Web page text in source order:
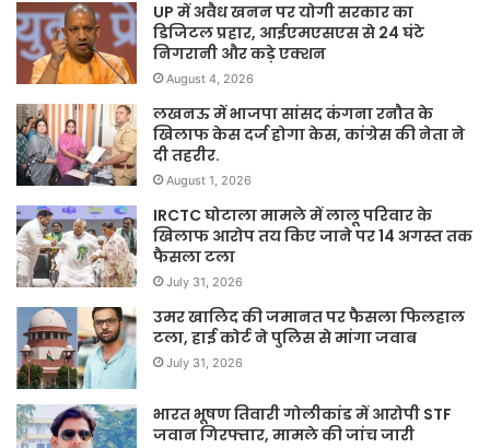
UP में अवैध खनन पर योगी सरकार का
डिजिटल प्रहार, आईएमएसएस से 24 घंटे
निगरानी और कड़े एक्शन
August 4, 2026
लखनऊ में भाजपा सांसद कंगना रनौत के
खिलाफ केस दर्ज होगा केस, कांग्रेस की नेता ने
दी तहरीर.
August 1, 2026
IRCTC घोटाला मामले में लालू परिवार के
खिलाफ आरोप तय किए जाने पर 14 अगस्त तक
फैसला टला
July 31, 2026
उमर खालिद की जमानत पर फैसला फिलहाल
टला, हाई कोर्ट ने पुलिस से मांगा जवाब
July 31, 2026
भारत भूषण तिवारी गोलीकांड में आरोपी STF
जवान गिरफ्तार, मामले की जांच जारी